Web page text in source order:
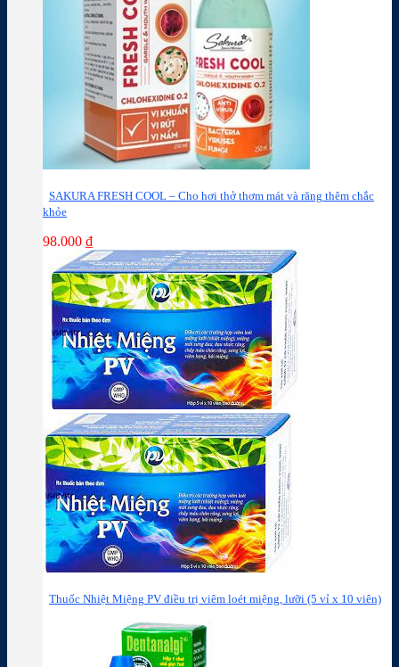
SAKURA FRESH COOL – Cho hơi thở thơm mát và răng thêm chắc
khỏe
98.000 ₫
Thuốc Nhiệt Miệng PV điều trị viêm loét miệng, lưỡi (5 vỉ x 10 viên)